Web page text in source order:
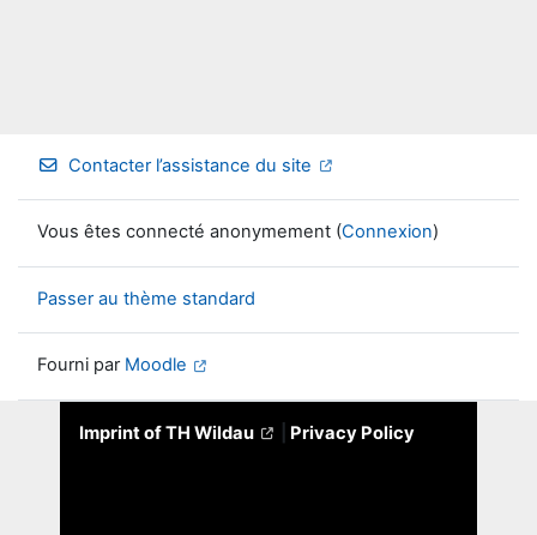
Contacter l’assistance du site
Vous êtes connecté anonymement (Connexion)
Passer au thème standard
Fourni par Moodle
Imprint of TH Wildau Privacy Policy